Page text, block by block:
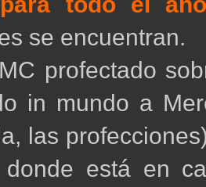
se encuentran.
profectado
in mundo a
las
está en